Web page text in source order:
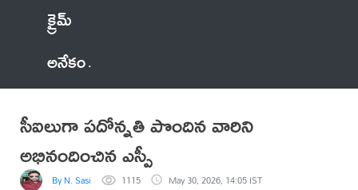
క్రైమ్
అనేకం
సీఐలుగా పదోన్నతి పొందిన వారిని
అభినందించిన ఎస్పీ
By N. Sasi 1115 May 30, 2026, 14:05 IST